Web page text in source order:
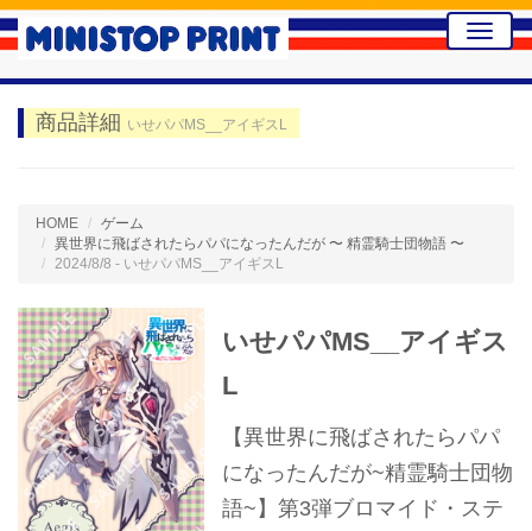
Toggle
商品詳細 いせパパMS__アイギスL
HOME
ゲーム
異世界に飛ばされたらパパになったんだが 〜 精霊騎士団物語 〜
2024/8/8 - いせパパMS__アイギスL
いせパパMS__アイギス
L
【異世界に飛ばされたらパパ
になったんだが~精霊騎士団物
語~】第3弾ブロマイド・ステ